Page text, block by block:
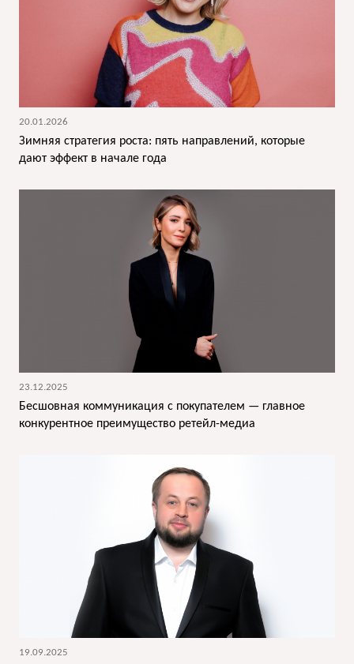
20.01.2026
Зимняя стратегия роста: пять направлений, которые
дают эффект в начале года
23.12.2025
Бесшовная коммуникация с покупателем — главное
конкурентное преимущество ретейл-медиа
19.09.2025